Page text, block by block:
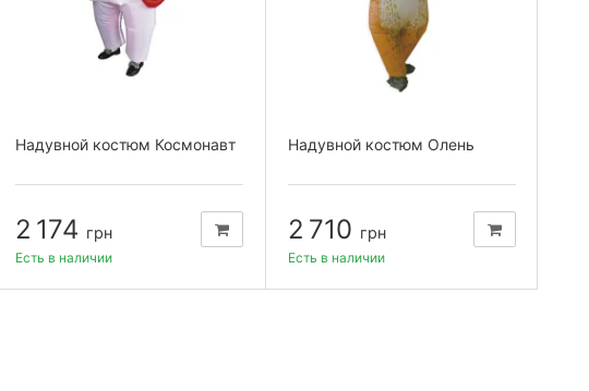
Надувной костюм Космонавт
2 174 грн
Есть в наличии
Надувной костюм Олень
2 710 грн
Есть в наличии